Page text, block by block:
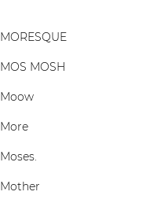
MORESQUE
MOS MOSH
Moow
More
Moses.
Mother